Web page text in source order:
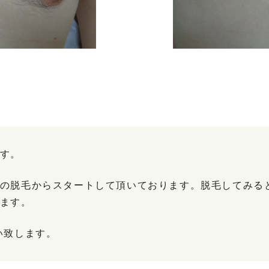
。
脱毛からスタートして頂いております。脱毛してみ
す。
します。